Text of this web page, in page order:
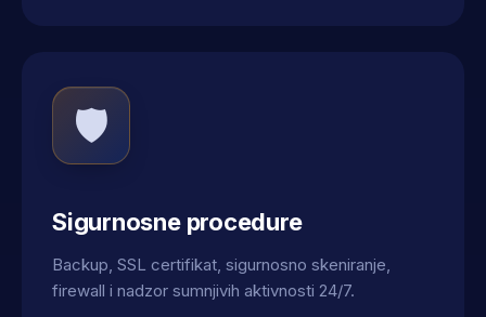
🛡️
Sigurnosne procedure
Backup, SSL certifikat, sigurnosno skeniranje,
firewall i nadzor sumnjivih aktivnosti 24/7.